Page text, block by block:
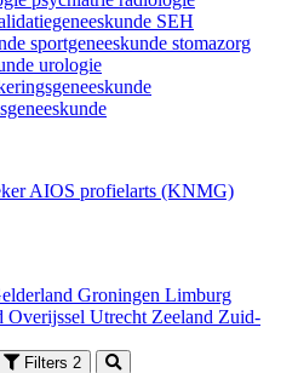
SEH
sportgeneeskunde stomazorg
urologie
AIOS profielarts (KNMG)
Groningen Limburg
Overijssel Utrecht Zeeland Zuid-
Filters 2